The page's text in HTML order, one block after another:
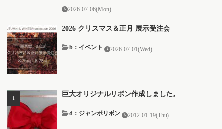
2026-07-06(Mon)
2026 クリスマス＆正月 展示受注会
b：イベント 2026-07-01(Wed)
巨大オリジナルリボン作成しました。
2012-01-19(Thu)
d：ジャンボリボン